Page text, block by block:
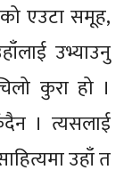
एउटा समूह,
उभ्याउनु
कुरा हो ।
। त्यसलाई
उहाँ त